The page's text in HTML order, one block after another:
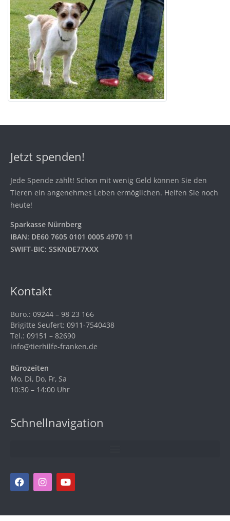
Jetzt spenden!
Jede Spende zählt! Schon mit wenig Geld können Sie den
Tieren ein angenehmes Leben ermöglichen. Helfen Sie noch
heute!
Sparkasse Nürnberg
IBAN: DE60 7605 0101 0005 4970 11
SWIFT-BIC: SSKNDE77XXX
Kontakt
Büro.: 09244 – 98 23 166
Brigitte Seufert: 0911-7540438
Tel.: 09151 – 82690
info@tierhilfe-franken.de
Bürozeiten
Mo, Di, Do, Fr, Sa
10:30 – 14:00 Uhr
Schnellnavigation